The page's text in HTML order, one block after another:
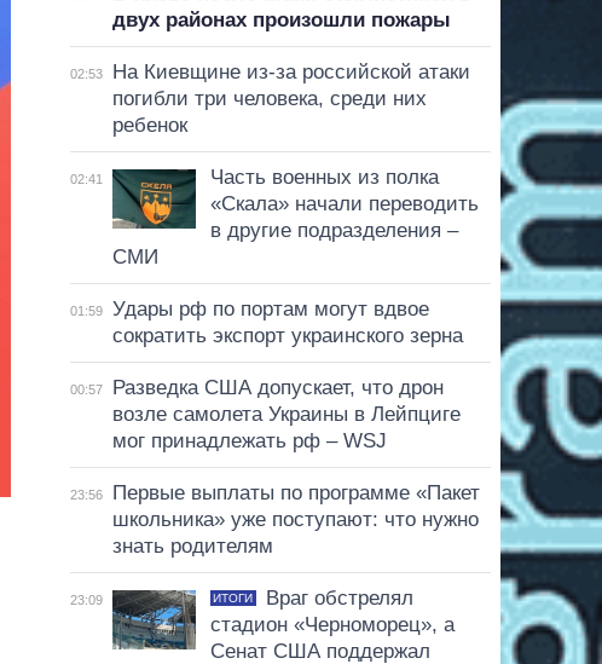
двух районах произошли пожары
02:53
На Киевщине из-за российской атаки
погибли три человека, среди них
ребенок
02:41
Часть военных из полка
«Скала» начали переводить
в другие подразделения –
СМИ
01:59
Удары рф по портам могут вдвое
сократить экспорт украинского зерна
00:57
Разведка США допускает, что дрон
возле самолета Украины в Лейпциге
мог принадлежать рф – WSJ
23:56
Первые выплаты по программе «Пакет
школьника» уже поступают: что нужно
знать родителям
23:09 ИТОГИ
Враг обстрелял
стадион «Черноморец», а
Сенат США поддержал